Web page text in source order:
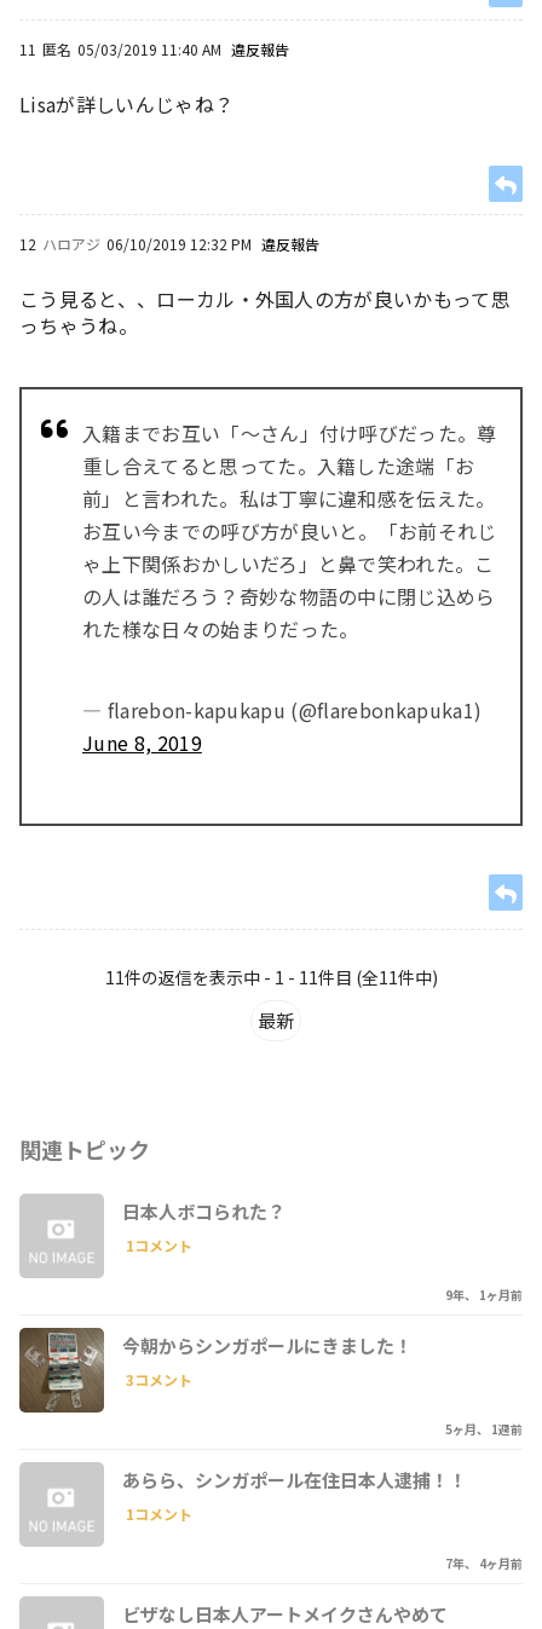
11 匿名 05/03/2019 11:40 AM 違反報告
Lisaが詳しいんじゃね？
12 ハロアジ 06/10/2019 12:32 PM 違反報告
こう見ると、、ローカル・外国人の方が良いかもって思
っちゃうね。
入籍までお互い「～さん」付け呼びだった。尊
重し合えてると思ってた。入籍した途端「お
前」と言われた。私は丁寧に違和感を伝えた。
お互い今までの呼び方が良いと。「お前それじ
ゃ上下関係おかしいだろ」と鼻で笑われた。こ
の人は誰だろう？奇妙な物語の中に閉じ込めら
れた様な日々の始まりだった。
— flarebon-kapukapu (@flarebonkapuka1)
June 8, 2019
11件の返信を表示中 - 1 - 11件目 (全11件中)
最新
関連トピック
日本人ボコられた？
1コメント
9年、 1ヶ月前
今朝からシンガポールにきました！
3コメント
5ヶ月、 1週前
あらら、シンガポール在住日本人逮捕！！
1コメント
7年、 4ヶ月前
ビザなし日本人アートメイクさんやめて